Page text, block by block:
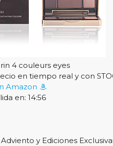
4 couleurs eyes
en tiempo real y con
Amazon
en: 14:56
y Ediciones